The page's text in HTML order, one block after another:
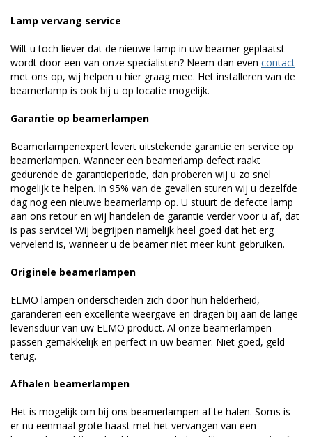
Lamp vervang service
Wilt u toch liever dat de nieuwe lamp in uw beamer geplaatst
wordt door een van onze specialisten? Neem dan even contact
met ons op, wij helpen u hier graag mee. Het installeren van de
beamerlamp is ook bij u op locatie mogelijk.
Garantie op beamerlampen
Beamerlampenexpert levert uitstekende garantie en service op
beamerlampen. Wanneer een beamerlamp defect raakt
gedurende de garantieperiode, dan proberen wij u zo snel
mogelijk te helpen. In 95% van de gevallen sturen wij u dezelfde
dag nog een nieuwe beamerlamp op. U stuurt de defecte lamp
aan ons retour en wij handelen de garantie verder voor u af, dat
is pas service! Wij begrijpen namelijk heel goed dat het erg
vervelend is, wanneer u de beamer niet meer kunt gebruiken.
Originele beamerlampen
ELMO lampen onderscheiden zich door hun helderheid,
garanderen een excellente weergave en dragen bij aan de lange
levensduur van uw ELMO product. Al onze beamerlampen
passen gemakkelijk en perfect in uw beamer. Niet goed, geld
terug.
Afhalen beamerlampen
Het is mogelijk om bij ons beamerlampen af te halen. Soms is
er nu eenmaal grote haast met het vervangen van een